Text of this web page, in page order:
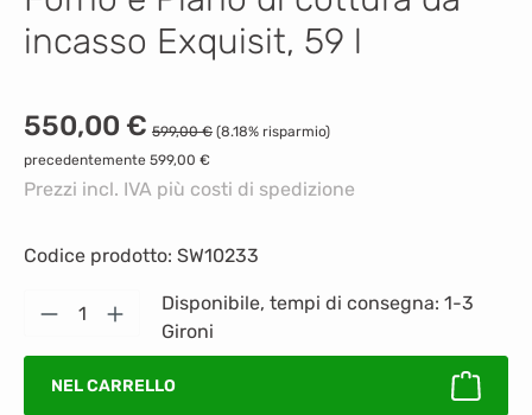
incasso Exquisit, 59 l
Prezzo di vendita:
550,00 € Prezzo normale:
599,00 € (8.18% risparmio)
precedentemente 599,00 €
Prezzi incl. IVA più costi di spedizione
Codice prodotto: SW10233
Quantità del prodotto: inserisci la
Disponibile, tempi di consegna: 1-3
Gironi
NEL CARRELLO